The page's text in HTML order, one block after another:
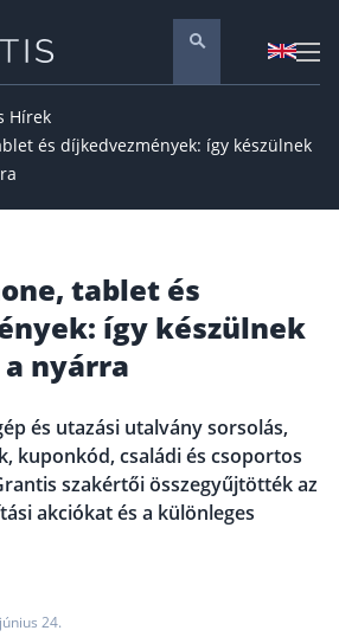
válaszd? Nyugdíjbiztosítás, NYESZ vagy
előtakarékossági számla (NYESZ)
tanácsadás 🪙
Nyugdíj megtakarítás – Így válassz
összefoglaló
táblázat és útmutató
Hírek
és díjkedvezmények: így készülnek
tablet és
így készülnek
nyárra
és utazási utalvány sorsolás,
kuponkód, családi és csoportos
szakértői összegyűjtötték az
akciókat és a különleges
24.